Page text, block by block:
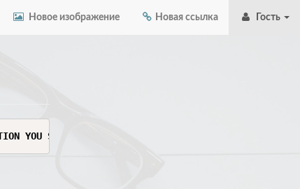
Новое изображение Новая ссылка Гость
HERE. THIS INFORMATION IS SENSITIVE AND CAN